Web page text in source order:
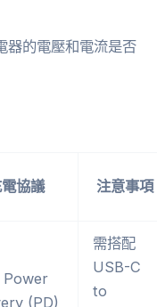
器的電壓和電流是否
協議 注意事項
Power
(PD)
需搭配
USB-C
to